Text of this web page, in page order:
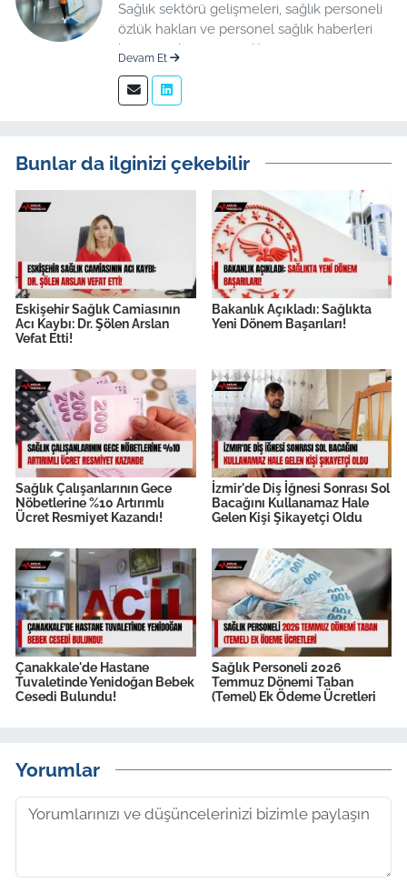
Sağlık sektörü gelişmeleri, sağlık personeli
özlük hakları ve personel sağlık haberleri
konusunda uzman editör.
Devam Et
Bunlar da ilginizi çekebilir
Eskişehir Sağlık Camiasının
Acı Kaybı: Dr. Şölen Arslan
Vefat Etti!
Bakanlık Açıkladı: Sağlıkta
Yeni Dönem Başarıları!
Sağlık Çalışanlarının Gece
Nöbetlerine %10 Artırımlı
Ücret Resmiyet Kazandı!
İzmir'de Diş İğnesi Sonrası Sol
Bacağını Kullanamaz Hale
Gelen Kişi Şikayetçi Oldu
Çanakkale'de Hastane
Tuvaletinde Yenidoğan Bebek
Cesedi Bulundu!
Sağlık Personeli 2026
Temmuz Dönemi Taban
(Temel) Ek Ödeme Ücretleri
Yorumlar